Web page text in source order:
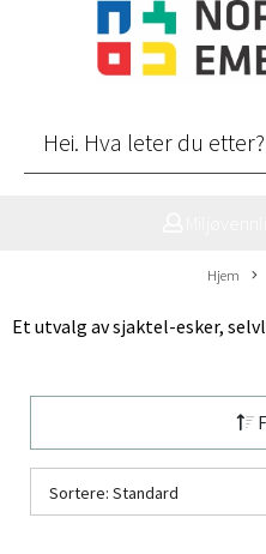
Hjem
Et utvalg av sjaktel-esker,
Sortere: Standard